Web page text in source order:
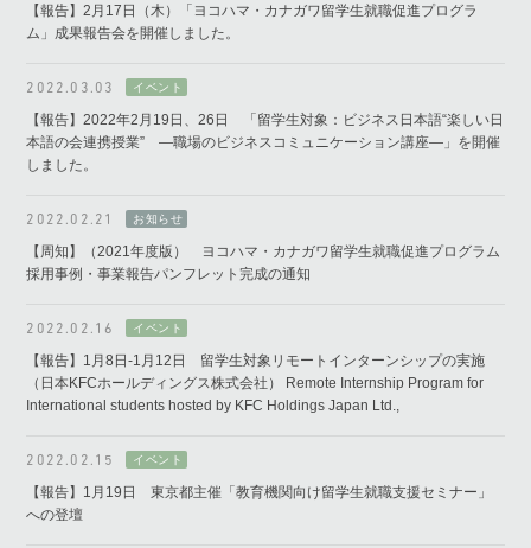
【報告】2月17日（木）「ヨコハマ・カナガワ留学生就職促進プログラ
ム」成果報告会を開催しました。
2022.03.03
【報告】2022年2月19日、26日 「留学生対象：ビジネス日本語“楽しい日
本語の会連携授業” ―職場のビジネスコミュニケーション講座―」を開催
しました。
2022.02.21
【周知】（2021年度版） ヨコハマ・カナガワ留学生就職促進プログラム
採用事例・事業報告パンフレット完成の通知
2022.02.16
【報告】1月8日-1月12日 留学生対象リモートインターンシップの実施
（日本KFCホールディングス株式会社） Remote Internship Program for
International students hosted by KFC Holdings Japan Ltd.,
2022.02.15
【報告】1月19日 東京都主催「教育機関向け留学生就職支援セミナー」
への登壇